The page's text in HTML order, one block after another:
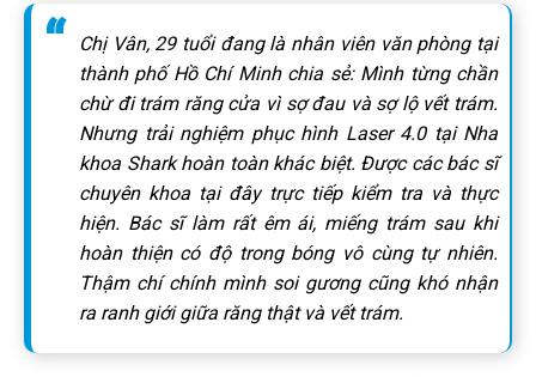
Chị Vân, 29 tuổi đang là nhân viên văn phòng tại
thành phố Hồ Chí Minh chia sẻ: Mình từng chần
chừ đi trám răng cửa vì sợ đau và sợ lộ vết trám.
Nhưng trải nghiệm phục hình Laser 4.0 tại Nha
khoa Shark hoàn toàn khác biệt. Được các bác sĩ
chuyên khoa tại đây trực tiếp kiểm tra và thực
hiện. Bác sĩ làm rất êm ái, miếng trám sau khi
hoàn thiện có độ trong bóng vô cùng tự nhiên.
Thậm chí chính mình soi gương cũng khó nhận
ra ranh giới giữa răng thật và vết trám.